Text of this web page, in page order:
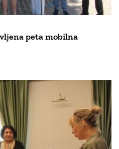
peta mobilna